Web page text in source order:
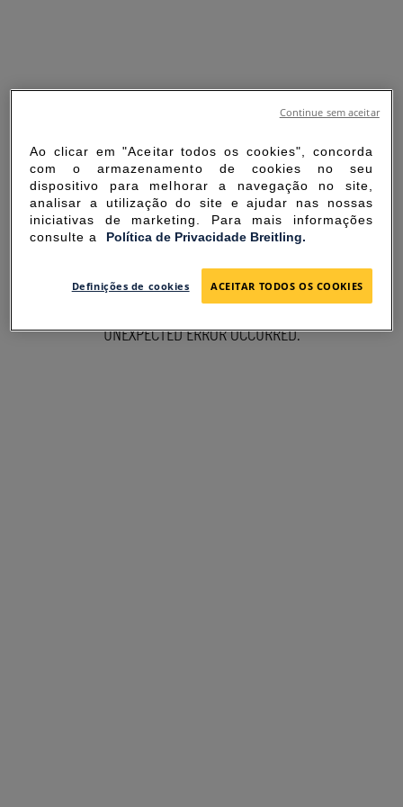
SORRY FOR THE
INCONVENIENCE
UNEXPECTED ERROR OCCURRED.
Ao clicar em "Aceitar todos os cookies", concorda
com o armazenamento de cookies no seu
dispositivo para melhorar a navegação no site,
analisar a utilização do site e ajudar nas nossas
iniciativas de marketing. Para mais informações
consulte a
Política de Privacidade Breitling.
Definições de cookies ACEITAR TODOS OS COOKIES
Continue sem aceitar